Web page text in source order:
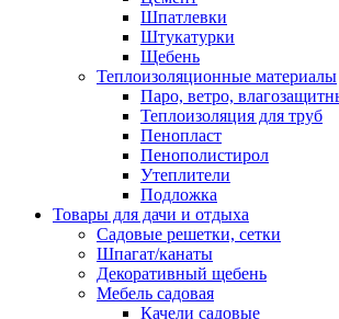
Шпатлевки
Штукатурки
Щебень
Теплоизоляционные материалы
Паро, ветро,
Теплоизоляция для труб
Пенопласт
Пенополистирол
Утеплители
Подложка
Товары для дачи и отдыха
Садовые решетки, сетки
Шпагат/канаты
Декоративный щебень
Мебель садовая
Качели садовые